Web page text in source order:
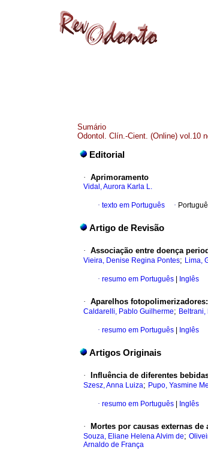
Sumário
Odontol. Clín.-Cient. (Online) vol.10
Editorial
· Aprimoramento
Vidal, Aurora Karla L.
· texto em Português ·
Artigo de Revisão
· Associação entre doença
Vieira, Denise Regina Pontes; Lima,
· resumo em Português Inglês
· Aparelhos
Caldarelli, Pablo Guilherme;
· resumo em Português Inglês
Artigos Originais
· Influência de diferentes
Szesz, Anna Luiza; Pupo, Yasmine
· resumo em Português Inglês
· Mortes por causas externas
Souza, Eliane Helena Alvim de;
Arnaldo de França